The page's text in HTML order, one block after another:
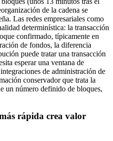
de la cadena se
Las redes empresariales como
determinística: la transacción
confirmado, típicamente en
de fondos, la diferencia
puede tratar una transacción
esperar una ventana de
de administración de
conservador que trata la
un número definido de bloques,
rápida crea valor